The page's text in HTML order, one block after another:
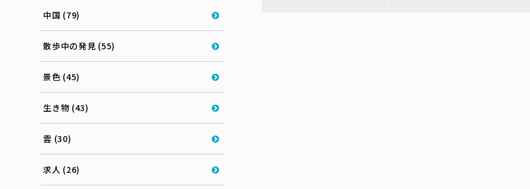
中国 (79)
散歩中の発見 (55)
景色 (45)
生き物 (43)
雲 (30)
求人 (26)